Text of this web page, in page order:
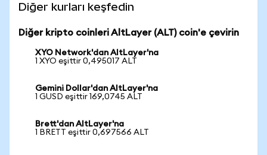
Diğer kurları keşfedin
Diğer kripto coinleri AltLayer (ALT) coin'e çevirin
XYO Network'dan AltLayer'na
1 XYO eşittir 0,495017 ALT
Gemini Dollar'dan AltLayer'na
1 GUSD eşittir 169,0745 ALT
Brett'dan AltLayer'na
1 BRETT eşittir 0,697566 ALT